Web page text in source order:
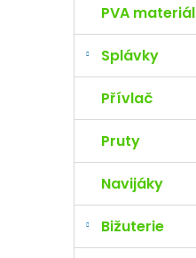
PVA materiál
Splávky
Přívlač
Pruty
Navijáky
Bižuterie